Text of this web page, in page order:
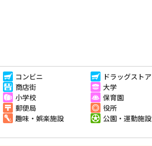
コンビニ ドラッグストア
商店街 大学
小学校 保育園
郵便局 役所
趣味・娯楽施設 公園・運動施設